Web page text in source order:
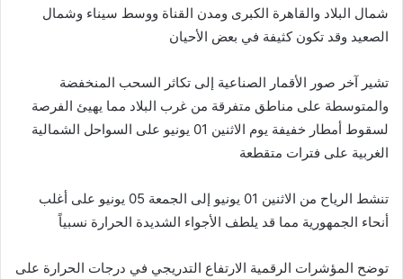
شمال البلاد والقاهرة الكبرى ومدن القناة ووسط سيناء وشمال
الصعيد وقد تكون كثيفة في بعض الأحيان
تشير آخر صور الأقمار الصناعية إلى تكاثر السحب المنخفضة
والمتوسطة على مناطق متفرقة من غرب البلاد مما يهيئ الفرصة
لسقوط أمطار خفيفة يوم الاثنين 01 يونيو على السواحل الشمالية
الغربية على فترات متقطعة
تنشط الرياح من الاثنين 01 يونيو إلى الجمعة 05 يونيو على أغلب
أنحاء الجمهورية مما قد يلطف الأجواء الشديدة الحرارة نسبياً
توضح المؤشرات الرقمية الارتفاع التدريجي في درجات الحرارة على